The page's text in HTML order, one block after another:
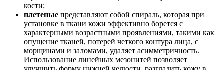
кости;
плетеные представляют собой спираль, которая при
установке в ткани кожи эффективно борется с
характерными возрастными проявлениями, такими как
опущение тканей, потерей четкого контура лица, с
морщинами и заломами, удаляет асимметричность.
Использование линейных мезонитей позволяет